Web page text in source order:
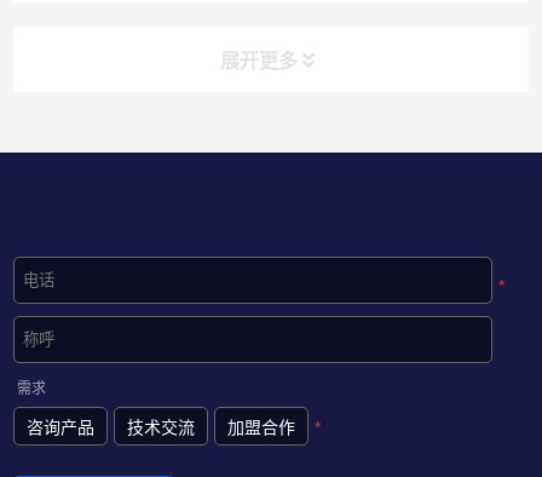
展开更多
*
需求
咨询产品 技术交流 加盟合作 *